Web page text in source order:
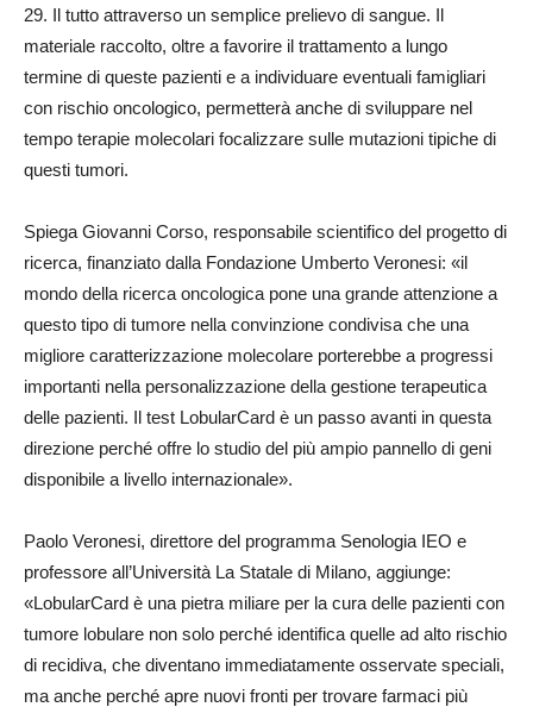
29. Il tutto attraverso un semplice prelievo di sangue. Il
materiale raccolto, oltre a favorire il trattamento a lungo
termine di queste pazienti e a individuare eventuali famigliari
con rischio oncologico, permetterà anche di sviluppare nel
tempo terapie molecolari focalizzare sulle mutazioni tipiche di
questi tumori.
Spiega Giovanni Corso, responsabile scientifico del progetto di
ricerca, finanziato dalla Fondazione Umberto Veronesi: «il
mondo della ricerca oncologica pone una grande attenzione a
questo tipo di tumore nella convinzione condivisa che una
migliore caratterizzazione molecolare porterebbe a progressi
importanti nella personalizzazione della gestione terapeutica
delle pazienti. Il test LobularCard è un passo avanti in questa
direzione perché offre lo studio del più ampio pannello di geni
disponibile a livello internazionale».
Paolo Veronesi, direttore del programma Senologia IEO e
professore all’Università La Statale di Milano, aggiunge:
«LobularCard è una pietra miliare per la cura delle pazienti con
tumore lobulare non solo perché identifica quelle ad alto rischio
di recidiva, che diventano immediatamente osservate speciali,
ma anche perché apre nuovi fronti per trovare farmaci più